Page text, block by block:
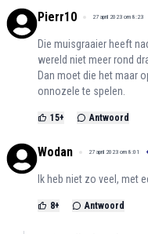
Pierr10 27 april 2023 om 8:23
Die muisgraaier heeft
wereld niet meer rond
Dan moet die het maar
onnozele te spelen.
15+ Antwoord
Wodan 27 april 2023 om 8:01 +
Ik heb niet zo veel, met
8+ Antwoord